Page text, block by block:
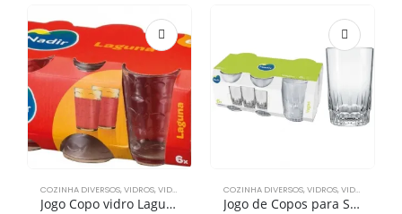
COZINHA DIVERSOS,VIDROS,VIDROS COZINHA
Jogo Copo vidro Laguna 265 ml c/6
COZINHA DIVERSOS,VIDROS,VIDROS COZINHA
Jogo de Copos para Suco Vegas Nadir 240ml com 6 peças